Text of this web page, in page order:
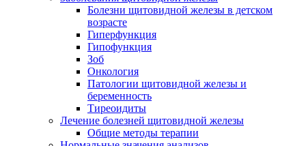
Болезни щитовидной железы в детском
возрасте
Гиперфункция
Гипофункция
Зоб
Онкология
Патологии щитовидной железы и
беременность
Тиреоидиты
Лечение болезней щитовидной железы
Общие методы терапии